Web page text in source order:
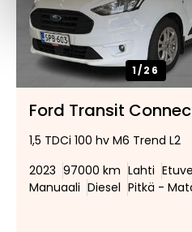
1/26
Ford Transit
1,5 TDCi 100 hv M6 Trend L2
2023 97000 km Lahti
Manuaali Diesel Pitkä -